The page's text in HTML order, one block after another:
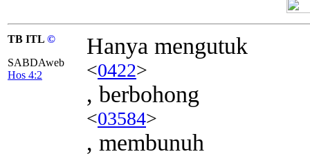
TB ITL ©
SABDAweb
Hos 4:2
Hanya mengutuk
<0422>
, berbohong
<03584>
, membunuh